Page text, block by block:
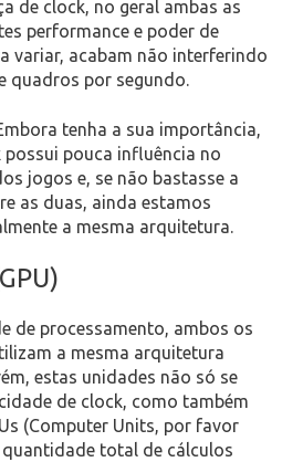
de clock, no geral ambas as
performance e poder de
variar, acabam não interferindo
quadros por segundo.
tenha a sua importância,
pouca influência no
jogos e, se não bastasse a
as duas, ainda estamos
a mesma arquitetura.
de processamento, ambos os
a mesma arquitetura
estas unidades não só se
de clock, como também
(Computer Units, por favor
total de cálculos